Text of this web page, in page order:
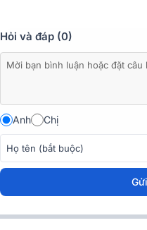
Loa karaoke Yamaha DBR12
Loa karaoke YamahaDBR12
30cm mang lại âm trầm
đường kính 4cm giữ cho âm
Hỏi và đáp (0)
Anh Chị